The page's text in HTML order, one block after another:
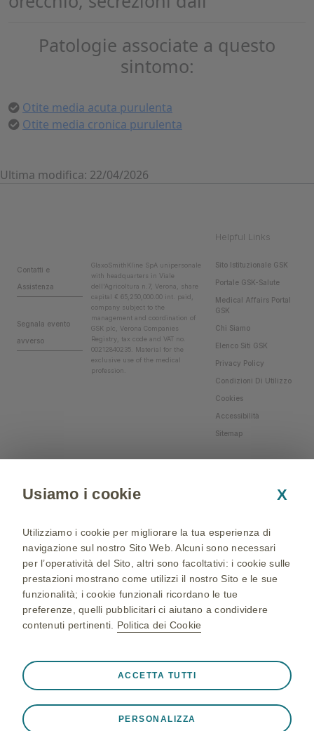
Patologie associate a questo
sintomo:
Otite media acuta purulenta
Otite media cronica purulenta
Ultima modifica: 22/04/2026
Helpful Links
Contatti e
Assistenza
Segnala evento
avverso
GlaxoSmithKline SpA unipersonale
with headquarters in Viale
dell'Agricoltura n.7, Verona, share
capital € 65,250,000.00 int. paid,
company subject to the
management and coordination of
GSK plc, Verona Companies
Registry, tax code and VAT no.
00212840235. Material for the
exclusive use of the medical
profession.
Sito Istituzionale GSK
Portale GSK-Salute
Medical Affairs Portal
GSK
Chi Siamo
Elenco Siti GSK
Privacy Policy
Condizioni Di Utilizzo
Cookies
Accessibilità
Sitemap
group of companies. All Rights Reserved - Production and
realization: QBGROUP srl
Usiamo i cookie X
Utilizziamo i cookie per migliorare la tua esperienza di
navigazione sul nostro Sito Web. Alcuni sono necessari
per l’operatività del Sito, altri sono facoltativi: i cookie sulle
prestazioni mostrano come utilizzi il nostro Sito e le sue
funzionalità; i cookie funzionali ricordano le tue
preferenze, quelli pubblicitari ci aiutano a condividere
contenuti pertinenti. Politica dei Cookie
❮
ad esempio per memorizzare i dati della sessione durante
una visita al Sito, per gestire le preferenze sui cookie e
PERSONALIZZA
ACCETTA TUTTI